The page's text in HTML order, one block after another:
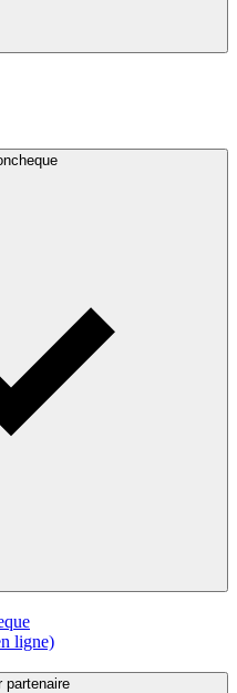
ligne)
Devenir partenaire